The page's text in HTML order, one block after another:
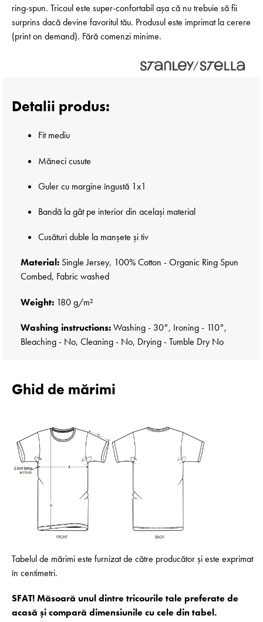
ring-spun. Tricoul este super-confortabil așa că nu trebuie să fii
surprins dacă devine favoritul tău. Produsul este imprimat la cerere
(print on demand). Fără comenzi minime.
Detalii produs:
Fit mediu
Măneci cusute
Guler cu margine îngustă 1x1
Bandă la gât pe interior din același material
Cusături duble la manșete și tiv
Material: Single Jersey, 100% Cotton - Organic Ring Spun
Combed, Fabric washed
Weight: 180 g/m²
Washing instructions:Washing - 30°, Ironing - 110°,
Bleaching - No, Cleaning - No, Drying - Tumble Dry No
Ghid de mărimi
Tabelul de mărimi este furnizat de către producător și este exprimat
în centimetri.
SFAT! Măsoară unul dintre tricourile tale preferate de
acasă și compară dimensiunile cu cele din tabel.